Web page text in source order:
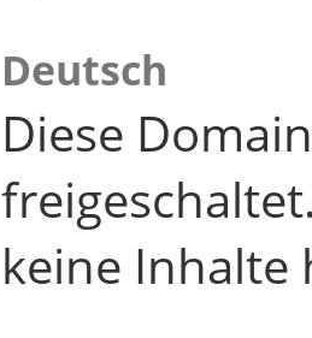
Deutsch
Diese
keine Inhalte